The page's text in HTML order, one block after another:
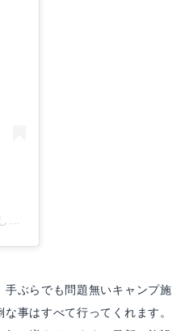
ぶらでも問題無いキャンプ施
事はすべて行ってくれます。